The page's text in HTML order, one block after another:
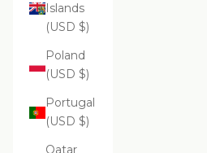
Islands
(USD $)
Poland
(USD $)
Portugal
(USD $)
Qatar